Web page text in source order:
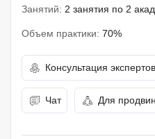
Занятий: 2 занятия по 2
Объем практики: 70%
Консультация экспертов
Чат Для